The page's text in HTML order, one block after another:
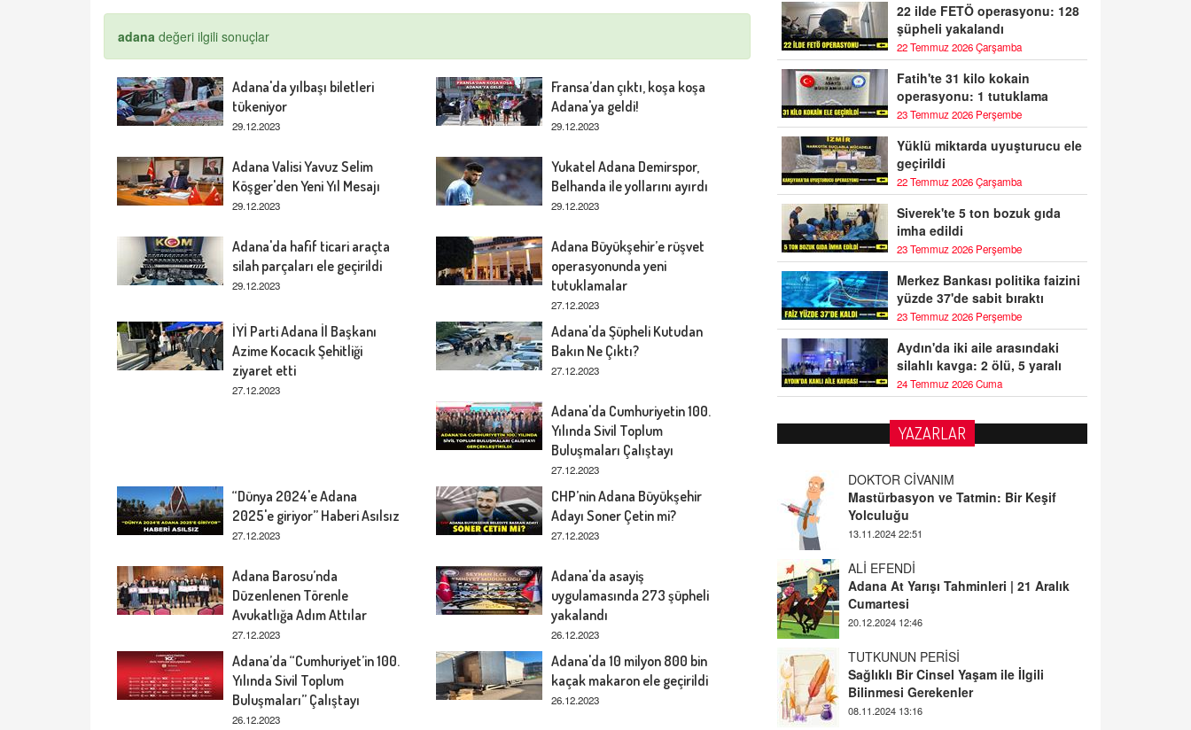
adana değeri ilgili sonuçlar
Adana'da yılbaşı biletleri
tükeniyor
29.12.2023
Fransa’dan çıktı, koşa koşa
Adana'ya geldi!
29.12.2023
Adana Valisi Yavuz Selim
Köşger'den Yeni Yıl Mesajı
29.12.2023
Yukatel Adana Demirspor,
Belhanda ile yollarını ayırdı
29.12.2023
Adana'da hafif ticari araçta
silah parçaları ele geçirildi
29.12.2023
Adana Büyükşehir’e rüşvet
operasyonunda yeni
tutuklamalar
27.12.2023
İYİ Parti Adana İl Başkanı
Azime Kocacık Şehitliği
ziyaret etti
27.12.2023
Adana'da Şüpheli Kutudan
Bakın Ne Çıktı?
27.12.2023
Adana'da Cumhuriyetin 100.
Yılında Sivil Toplum
Buluşmaları Çalıştayı
27.12.2023
“Dünya 2024'e Adana
2025'e giriyor” Haberi Asılsız
27.12.2023
CHP’nin Adana Büyükşehir
Adayı Soner Çetin mi?
27.12.2023
Adana Barosu’nda
Düzenlenen Törenle
Avukatlığa Adım Attılar
27.12.2023
Adana'da asayiş
uygulamasında 273 şüpheli
yakalandı
26.12.2023
Adana’da “Cumhuriyet’in 100.
Yılında Sivil Toplum
Buluşmaları” Çalıştayı
26.12.2023
Adana'da 10 milyon 800 bin
kaçak makaron ele geçirildi
26.12.2023
22 ilde FETÖ operasyonu: 128
şüpheli yakalandı
22 Temmuz 2026 Çarşamba
Fatih'te 31 kilo kokain
operasyonu: 1 tutuklama
23 Temmuz 2026 Perşembe
Yüklü miktarda uyuşturucu ele
geçirildi
22 Temmuz 2026 Çarşamba
Siverek'te 5 ton bozuk gıda
imha edildi
23 Temmuz 2026 Perşembe
Merkez Bankası politika faizini
yüzde 37'de sabit bıraktı
23 Temmuz 2026 Perşembe
Aydın'da iki aile arasındaki
silahlı kavga: 2 ölü, 5 yaralı
24 Temmuz 2026 Cuma
YAZARLAR
DOKTOR CİVANIM
Mastürbasyon ve Tatmin: Bir Keşif
Yolculuğu
13.11.2024 22:51
ALİ EFENDİ
Adana At Yarışı Tahminleri | 21 Aralık
Cumartesi
20.12.2024 12:46
TUTKUNUN PERİSİ
Sağlıklı Bir Cinsel Yaşam ile İlgili
Bilinmesi Gerekenler
08.11.2024 13:16